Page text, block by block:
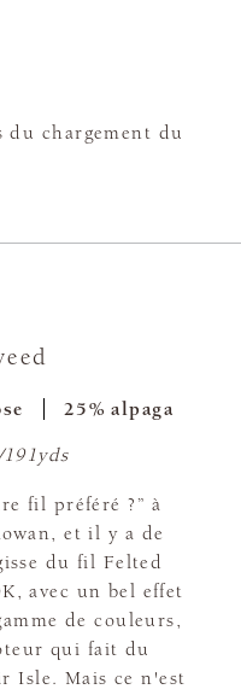
chargement du
25% alpaga
fil préféré ?” à
et il y a de
du fil Felted
avec un bel effet
de couleurs,
qui fait du
Isle. Mais ce n'est